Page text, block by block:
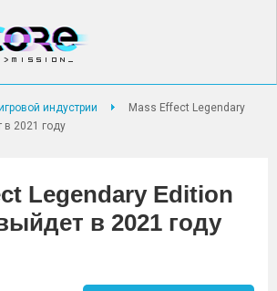
индустрии
Mass Effect Legendary
в 2021 году
Legendary Edition
в 2021 году